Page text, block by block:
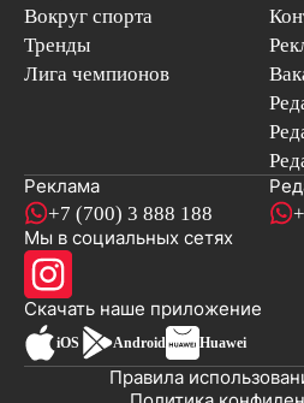
Вокруг спорта
Тренды
Лига чемпионов
Реклама
+7 (700) 3 888 188
Мы в социальных сетях
Скачать наше приложение
iOS Android Huawei
Правила